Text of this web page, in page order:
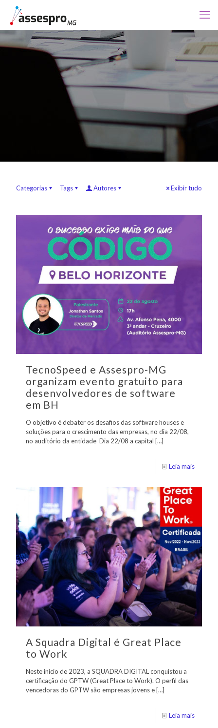
Categorias Tags Autores Exibir tudo
TecnoSpeed e Assespro-MG
organizam evento gratuito para
desenvolvedores de software
em BH
O objetivo é debater os desafios das software houses e
soluções para o crescimento das empresas, no dia 22/08,
no auditório da entidade Dia 22/08 a capital […]
Leia mais
A Squadra Digital é Great Place
to Work
Neste início de 2023, a SQUADRA DIGITAL conquistou a
certificação do GPTW (Great Place to Work). O perfil das
vencedoras do GPTW são empresas jovens e[…]
Leia mais